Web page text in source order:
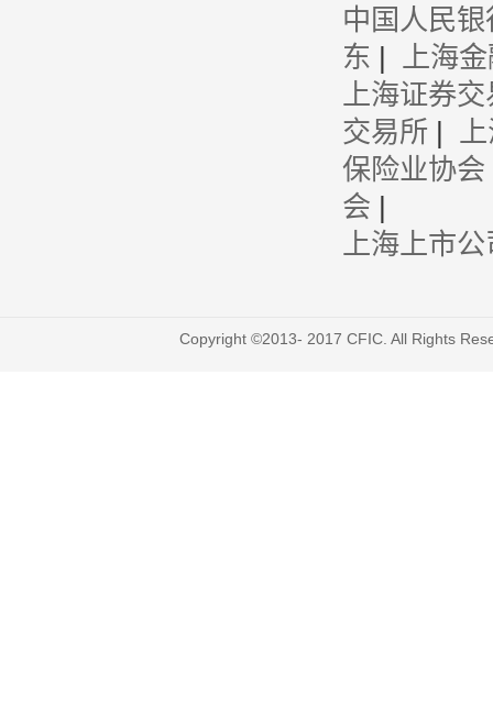
中国人民银
东 | 上海
上海证券交
交易所 |
保险业协会
会 |
上海上市
Copyright ©2013- 2017 CFIC. All Rights